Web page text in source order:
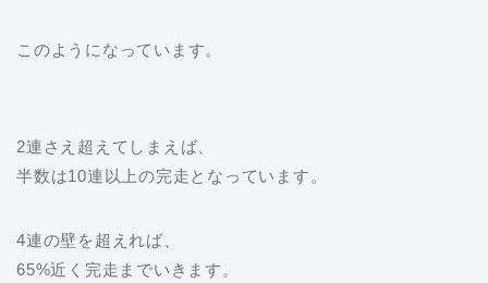
このようになっています。
2連さえ超えてしまえば、
半数は10連以上の完走となっています。
4連の壁を超えれば、
65%近く完走までいきます。